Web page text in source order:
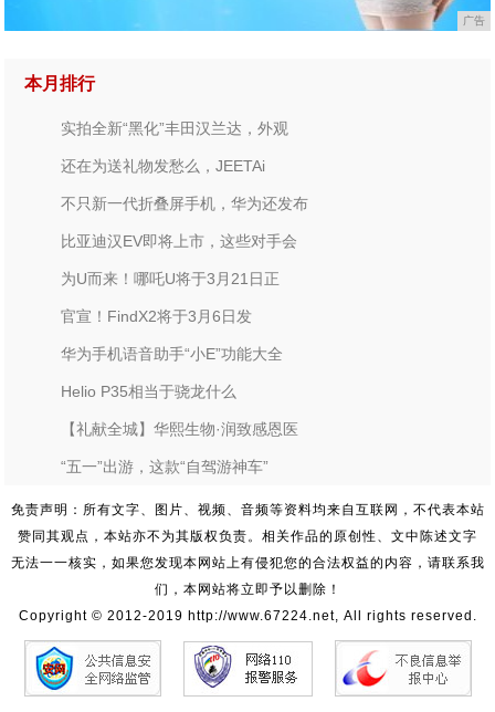
广告
本月排行
实拍全新“黑化”丰田汉兰达，外观
还在为送礼物发愁么，JEETAi
不只新一代折叠屏手机，华为还发布
比亚迪汉EV即将上市，这些对手会
为U而来！哪吒U将于3月21日正
官宣！FindX2将于3月6日发
华为手机语音助手“小E”功能大全
Helio P35相当于骁龙什么
【礼献全城】华熙生物·润致感恩医
“五一”出游，这款“自驾游神车”
免责声明：所有文字、图片、视频、音频等资料均来自互联网，不代表本站
赞同其观点，本站亦不为其版权负责。相关作品的原创性、文中陈述文字
无法一一核实，如果您发现本网站上有侵犯您的合法权益的内容，请联系我
们，本网站将立即予以删除！
Copyright © 2012-2019 http://www.67224.net, All rights reserved.